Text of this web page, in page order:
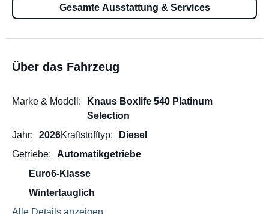
Gesamte Ausstattung & Services
Über das Fahrzeug
Marke & Modell
Knaus Boxlife 540 Platinum
Selection
Jahr
2026Kraftstofftyp
Diesel
Getriebe
Automatikgetriebe
Euro6-Klasse
Wintertauglich
Alle Details anzeigen